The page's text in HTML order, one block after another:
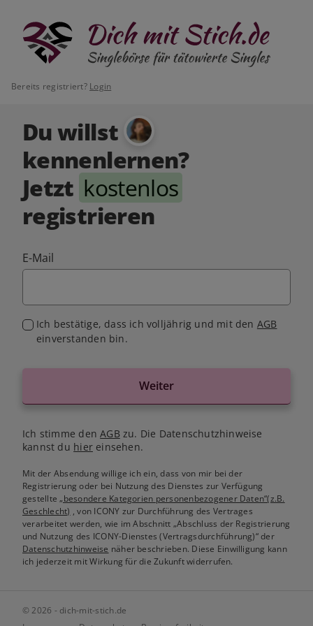
Bereits registriert? Login
Du willst
kennenlernen?
Jetzt kostenlos
registrieren
E-Mail
Ich bestätige, dass ich volljährig und mit den AGB
einverstanden bin.
Weiter
Ich stimme denAGB zu. Die Datenschutzhinweise
kannst du hiereinsehen.
Mit der Absendung willige ich ein, dass von mir bei der
Registrierung oder bei Nutzung des Dienstes zur Verfügung
gestellte„besondere Kategorien personenbezogener Daten“(z.B.
Geschlecht) , von ICONY zur Durchführung des Vertrages
verarbeitet werden, wie im Abschnitt „Abschluss der Registrierung
und Nutzung des ICONY-Dienstes (Vertragsdurchführung)“ der
Datenschutzhinweise näher beschrieben. Diese Einwilligung kann
ich jederzeit mit Wirkung für die Zukunft widerrufen.
© 2026 - dich-mit-stich.de